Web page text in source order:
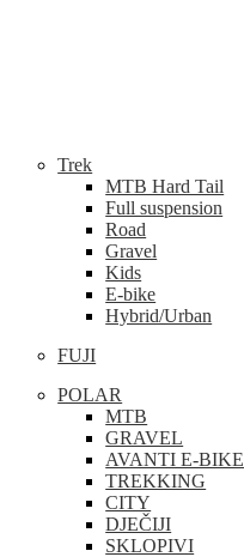
Trek
MTB Hard Tail
Full suspension
Road
Gravel
Kids
E-bike
Hybrid/Urban
FUJI
POLAR
MTB
GRAVEL
AVANTI E-BIKE
TREKKING
CITY
DJEČIJI
SKLOPIVI